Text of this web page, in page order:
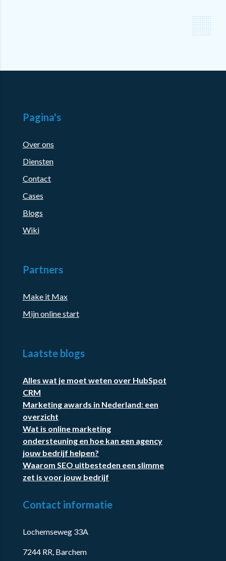
Pagina's
Over ons
Diensten
Contact
Cases
Blogs
Wiki
Partners
Make it Max
Mijn online start
Laatste blogs
Alles wat je moet weten over HubSpot
CRM
Marketing awards in Nederland: een
overzicht
Wat is online marketing
ondersteuning en hoe kan een agency
jouw bedrijf helpen?
Waarom SEO uitbesteden een slimme
zet is voor jouw bedrijf
Contact informatie
Lochemseweg 33A
7244 RR, Barchem